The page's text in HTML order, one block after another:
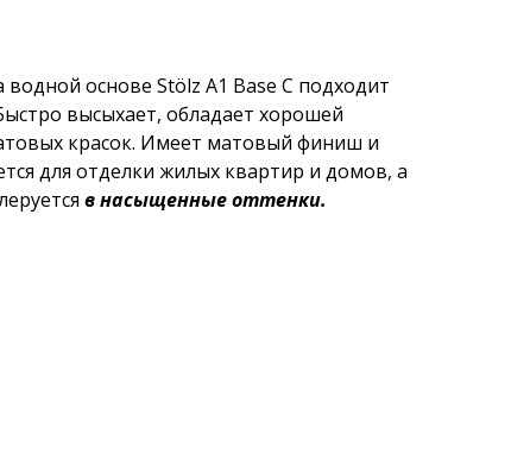
основе Stölz A1 Base C подходит
высыхает, обладает хорошей
красок. Имеет матовый финиш и
для отделки жилых квартир и домов, а
в насыщенные оттенки.